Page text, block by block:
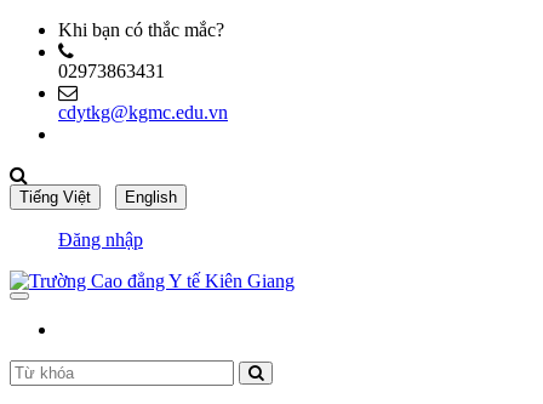
Khi bạn có thắc mắc?
02973863431
cdytkg@kgmc.edu.vn
Đăng nhập